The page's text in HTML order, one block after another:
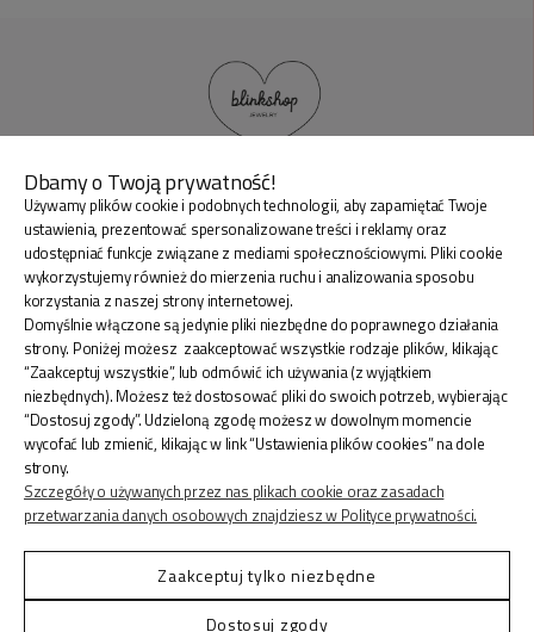
BLINK SHOP Joanna Pradellok, Dominów ul. Brylantowa
18 20-388 Lublin Polska
ZAKUPY
INFORMACJE
KONTO
Dbamy o Twoją prywatność!
Używamy plików cookie i podobnych technologii, aby zapamiętać Twoje
ustawienia, prezentować spersonalizowane treści i reklamy oraz
udostępniać funkcje związane z mediami społecznościowymi. Pliki cookie
wykorzystujemy również do mierzenia ruchu i analizowania sposobu
korzystania z naszej strony internetowej.
Domyślnie włączone są jedynie pliki niezbędne do poprawnego działania
strony. Poniżej możesz zaakceptować wszystkie rodzaje plików, klikając
“Zaakceptuj wszystkie”, lub odmówić ich używania (z wyjątkiem
niezbędnych). Możesz też dostosować pliki do swoich potrzeb, wybierając
“Dostosuj zgody”. Udzieloną zgodę możesz w dowolnym momencie
wycofać lub zmienić, klikając w link “Ustawienia plików cookies” na dole
strony.
Szczegóły o używanych przez nas plikach cookie oraz zasadach
przetwarzania danych osobowych znajdziesz w Polityce prywatności.
Zaakceptuj tylko niezbędne
Dostosuj zgody